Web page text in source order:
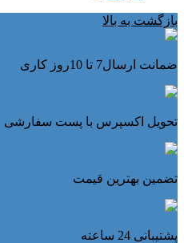
بازگشت به بالا
ضمانت ارسال7 تا 10روز کاری
تحویل اکسپرس با پست سفارشی
تضمین بهترین قیمت
پشتیبانی 24 ساعته